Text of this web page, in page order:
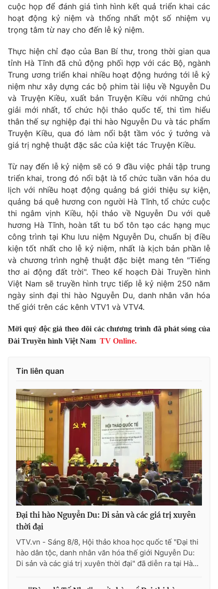
Góc doanh nghiệp
Truyền hình
Phim VTV
Hậu trường
Nhân vật
Khán giả
Giải sao mai
Điện ảnh
Âm nhạc
Sao
Đời sống
Du lịch
Làm đẹp
Chất lượng cuộc sống
Giáo dục
Tuyển sinh
Học trực tuyến
Công nghệ
Hitech Công nghệ tương lai
Sản phẩm
Thị trường
Tư vấn
Giao lưu trực tuyến
Lịch phát sóng
Chuyên mục khác
Emagazine Podcast
Photo Infographic
Video Shorts video
VTV Sức khoẻ
Thị trường 24h
VTV4 Vươn mình bằng AI
VTV9 VTV8
Liên hệ tòa soạn English
THỜI BÁO VTV
Theo dõi báo trên
Cơ quan chủ quản:Đài Truyền hình Việt Nam
cuộc họp để đánh giá tình hình kết quả triển khai các
hoạt động kỷ niệm và thống nhất một số nhiệm vụ
trọng tâm từ nay cho đến lễ kỷ niệm.
Thực hiện chỉ đạo của Ban Bí thư, trong thời gian qua
tỉnh Hà Tĩnh đã chủ động phối hợp với các Bộ, ngành
Trung ương triển khai nhiều hoạt động hướng tới lễ kỷ
niệm như xây dựng các bộ phim tài liệu về Nguyễn Du
và Truyện Kiều, xuất bản Truyện Kiều với những chú
giải mới nhất, tổ chức hội thảo quốc tế, thi tìm hiểu
thân thế sự nghiệp đại thi hào Nguyễn Du và tác phẩm
Truyện Kiều, qua đó làm nổi bật tầm vóc ý tưởng và
giá trị nghệ thuật đặc sắc của kiệt tác Truyện Kiều.
Từ nay đến lễ kỷ niệm sẽ có 9 đầu việc phải tập trung
triển khai, trong đó nổi bật là tổ chức tuần văn hóa du
lịch với nhiều hoạt động quảng bá giới thiệu sự kiện,
quảng bá quê hương con người Hà Tĩnh, tổ chức cuộc
thi ngâm vịnh Kiều, hội thảo về Nguyễn Du với quê
hương Hà Tĩnh, hoàn tất tu bổ tôn tạo các hạng mục
công trình tại Khu lưu niệm Nguyễn Du, chuẩn bị điều
kiện tốt nhất cho lễ kỷ niệm, nhất là kịch bản phần lễ
và chương trình nghệ thuật đặc biệt mang tên "Tiếng
thơ ai động đất trời". Theo kế hoạch Đài Truyền hình
Việt Nam sẽ truyền hình trực tiếp lễ kỷ niệm 250 năm
ngày sinh đại thi hào Nguyễn Du, danh nhân văn hóa
thế giới trên các kênh VTV1 và VTV4.
Mời quý độc giả theo dõi các chương trình đã phát sóng của
Đài Truyền hình Việt Nam TV Online.
Tin liên quan
Đại thi hào Nguyễn Du: Di sản và các giá trị xuyên
thời đại
VTV.vn - Sáng 8/8, Hội thảo khoa học quốc tế "Đại thi
hào dân tộc, danh nhân văn hóa thế giới Nguyễn Du:
Di sản và các giá trị xuyên thời đại" đã diễn ra tại Hà...